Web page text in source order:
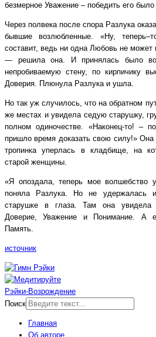
безмерное Уважение – победить его
Через полвека после спора Разлука
бывшие возлюбленные. «Ну,
составит, ведь ни одна Любовь не может
— решила она. И принялась было
непробиваемую стену, по кирпичику
Доверия. Плюнула Разлука и ушла.
Но так уж случилось, что на обратном
же местах и увидела седую старушку,
полном одиночестве. «Наконец-то! –
пришло время доказать свою силу!»
тропинка уперлась в кладбище, на
старой женщины.
«Я опоздала, теперь мое волшебство
поняла Разлука. Но не удержалась
старушке в глаза. Там она увидела
Доверие, Уважение и Понимание. А
Память.
источник
Рэйки-Возрождение
Поиск
Главная
Об авторе